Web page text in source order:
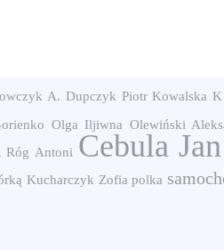
A. Dupczyk Piotr Kowalska K
Olga Iljiwna Olewiński
Róg Antoni Cebula Jan
Kucharczyk Zofia polka